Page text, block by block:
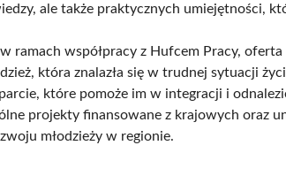
ale także praktycznych umiejętności,
ramach współpracy z Hufcem Pracy,
która znalazła się w trudnej sytuacji
które pomoże im w integracji i
projekty finansowane z krajowych oraz
młodzieży w regionie.